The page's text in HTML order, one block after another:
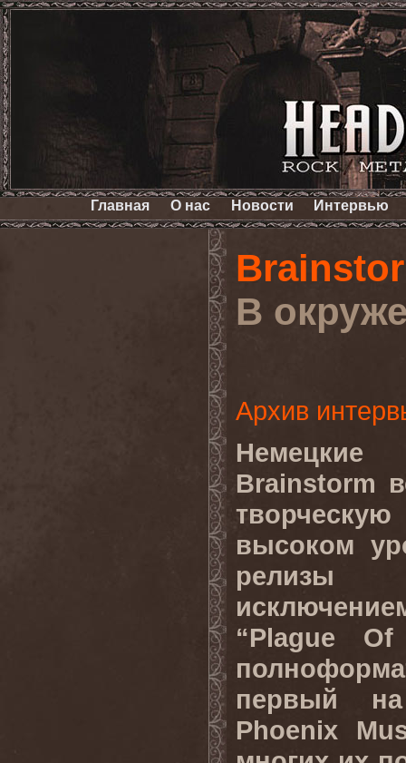
Главная О нас Новости Интервью
В
Архив
Немецкие
Brainstorm
высоком
релизы
“Plague
первый
Phoenix